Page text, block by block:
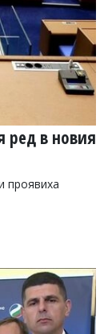
ред в новия
проявиха